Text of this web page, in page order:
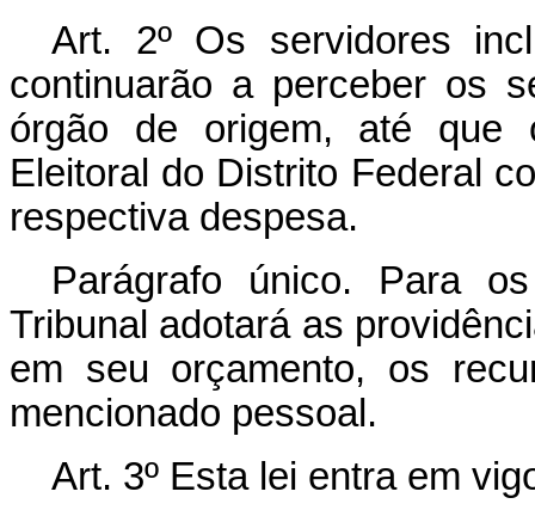
Art. 2º Os servidores
continuarão a perceber os
órgão de origem, até que
Eleitoral do Distrito Federal
respectiva despesa.
Parágrafo único. Para
Tribunal adotará as
em seu orçamento, os
mencionado pessoal.
Art. 3º Esta lei entra em